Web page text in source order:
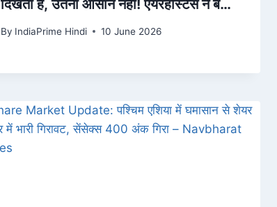
दिखती है, उतनी आसान नहीं! एयरहोस्टेस ने बताईं
रोज की चुनौतियां – Navbharat Times
By IndiaPrime Hindi 10 June 2026